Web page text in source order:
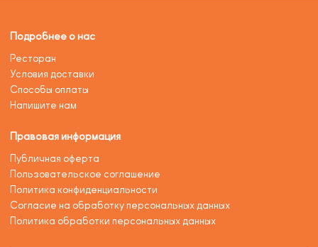
Подробнее о нас
Ресторан
Условия доставки
Способы оплаты
Напишите нам
Правовая информация
Публичная оферта
Пользовательское соглашение
Политика конфиденциальности
Согласие на обработку персональных данных
Политика обработки персональных данных